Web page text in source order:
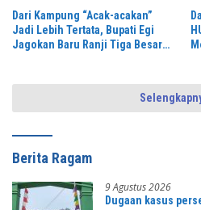
Dari Kampung “Acak-acakan”
Jadi Lebih Tertata, Bupati Egi
Jagokan Baru Ranji Tiga Besar
Berita Ragam
9 Agustus 2026
Dugaan kasus